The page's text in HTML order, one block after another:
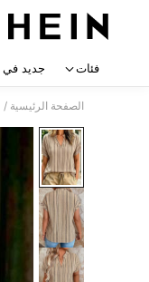
فئات جديد في
الصفحة الرئيسية /